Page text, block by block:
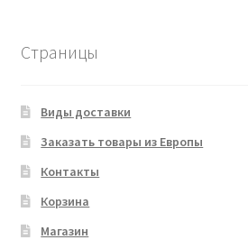
Страницы
Виды доставки
Заказать товары из Европы
Контакты
Корзина
Магазин